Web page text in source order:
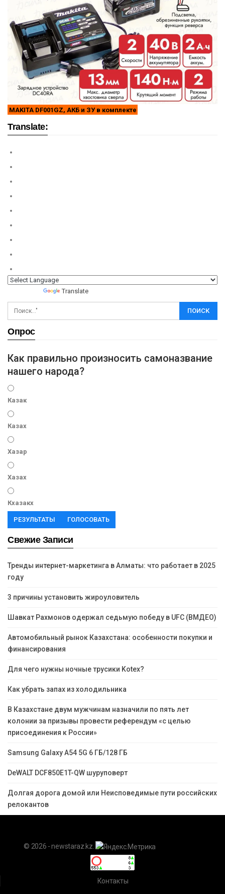
MAKITA DF001GZ, АКБ и ЗУ в комплекте
Translate:
Translate
Опрос
Как правильно произносить самоназвание
нашего народа?
Казак
Казах
Хазар
Хазах
Кхазакх
РЕЗУЛЬТАТЫ ГОЛОСОВАТЬ
Свежие Записи
Тренды интернет-маркетинга в Алматы: что работает в 2025
году
3 причины установить жироуловитель
Шавкат Рахмонов одержал седьмую победу в UFC (ВМДЕО)
Автомобильный рынок Казахстана: особенности покупки и
финансирования
Для чего нужны ночные трусики Kotex?
Как убрать запах из холодильника
В Казахстане двум мужчинам назначили по пять лет
колонии за призывы провести референдум «с целью
присоединения к России»
Samsung Galaxy A54 5G 6 ГБ/128 ГБ
DeWALT DCF850E1T-QW шуруповерт
Долгая дорога домой или Неисповедимые пути российских
релокантов
© 2026 - newstaraz.kz.
Контакты